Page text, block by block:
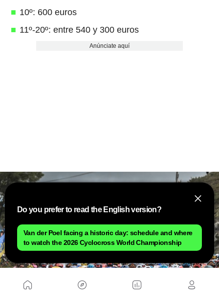
10º: 600 euros
11º-20º: entre 540 y 300 euros
Anúnciate aquí
Do you prefer to read the English version?
Van der Poel facing a historic day: schedule and where
to watch the 2026 Cyclocross World Championship